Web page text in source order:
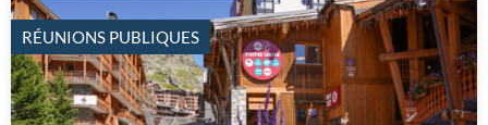
RÉUNIONS PUBLIQUES